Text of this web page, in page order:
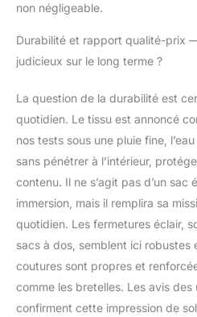
vos
à
fixer
vos
port
une
non négligeable.
Durabilité et rapport qualité-prix
judicieux sur le long terme ?
La question de la durabilité est
quotidien. Le tissu est annoncé
nos tests sous une pluie fine,
sans pénétrer à l’intérieur,
contenu. Il ne s’agit pas d’un sac
immersion, mais il remplira sa
quotidien. Les fermetures éclair,
sacs à dos, semblent ici robustes
coutures sont propres et
comme les bretelles. Les avis
confirment cette impression de